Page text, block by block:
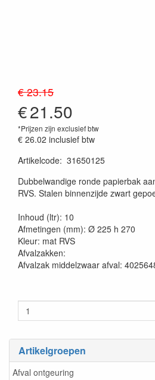
Artikelgroepen
Afval ontgeuring
€ 23.15
€21.50
*Prijzen zijn exclusief btw
€ 26.02 inclusief btw
Artikelcode: 31650125
Dubbelwandige ronde papierbak
RVS. Stalen binnenzijde zwart
Inhoud (ltr): 10
Afmetingen (mm): Ø 225 h 270
Kleur: mat RVS
Afvalzakken:
Afvalzak middelzwaar afval: